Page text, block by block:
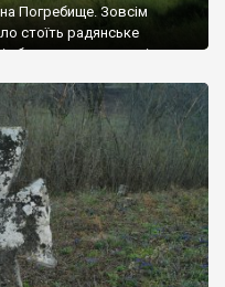
Погребище. Зовсім
стоїть радянське
яблуню, а трохи далі, десь
у траві – […]